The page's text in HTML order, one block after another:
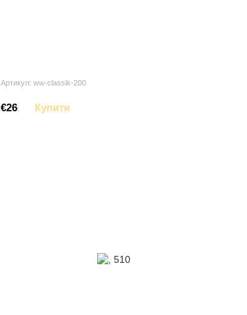
Артикул: ww-classik-200
€26 Купити